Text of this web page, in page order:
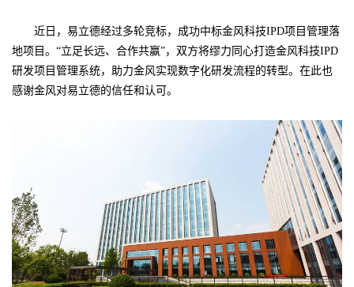
近日，易立德经过多轮竞标，成功中标金风科技IPD项目管理落
地项目。“立足长远、合作共赢”，双方将缪力同心打造金风科技IPD
研发项目管理系统，助力金风实现数字化研发流程的转型。在此也
感谢金风对易立德的信任和认可。